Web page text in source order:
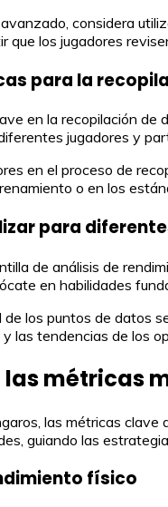
considera
que los jugadores
para la
en la recopilación
jugadores y
en el proceso de
o en los
para
de análisis de
en habilidades
los puntos de datos
las tendencias de los
las métricas
las métricas
guiando las
físico